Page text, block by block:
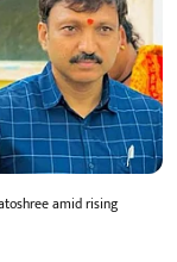
amid rising